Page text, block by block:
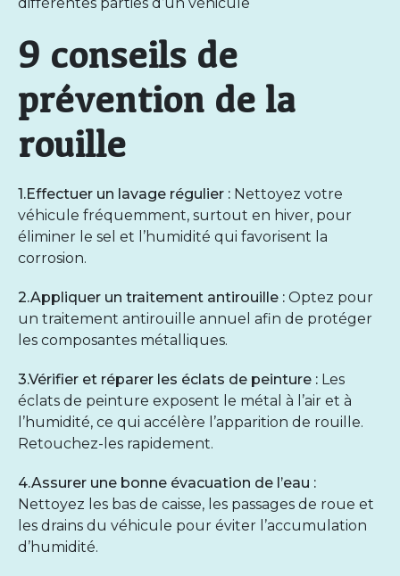
9 conseils de
prévention de la
rouille
1.Effectuer un lavage régulier : Nettoyez votre
véhicule fréquemment, surtout en hiver, pour
éliminer le sel et l’humidité qui favorisent la
corrosion.
2.Appliquer un traitement antirouille : Optez pour
un traitement antirouille annuel afin de protéger
les composantes métalliques.
3.Vérifier et réparer les éclats de peinture : Les
éclats de peinture exposent le métal à l’air et à
l’humidité, ce qui accélère l’apparition de rouille.
Retouchez-les rapidement.
4.Assurer une bonne évacuation de l’eau :
Nettoyez les bas de caisse, les passages de roue et
les drains du véhicule pour éviter l’accumulation
d’humidité.